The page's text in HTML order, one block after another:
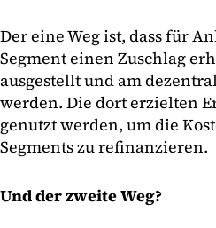
Der eine Weg ist, dass für
Segment einen Zuschlag
ausgestellt und am
werden. Die dort erzielten
genutzt werden, um die
Segments zu refinanzieren.
Und der zweite Weg?